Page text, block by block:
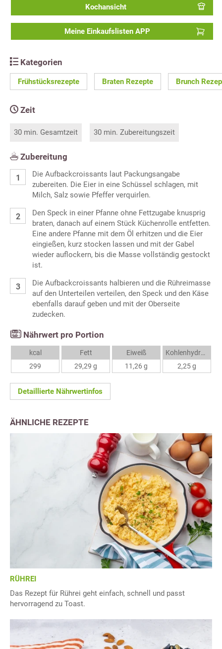
Kochansicht
Meine Einkaufslisten APP
Kategorien
Frühstücksrezepte Braten Rezepte Brunch
Zeit
30 min. Gesamtzeit 30 min. Zubereitungszeit
Zubereitung
Die Aufbackcroissants laut Packungsangabe
zubereiten. Die Eier in eine Schüssel schlagen, mit
Milch, Salz sowie Pfeffer verquirlen.
Den Speck in einer Pfanne ohne Fettzugabe knusprig
braten, danach auf einem Stück Küchenrolle entfetten.
Eine andere Pfanne mit dem Öl erhitzen und die Eier
eingießen, kurz stocken lassen und mit der Gabel
wieder auflockern, bis die Masse vollständig gestockt
ist.
Die Aufbackcroissants halbieren und die Rühreimasse
auf den Unterteilen verteilen, den Speck und den Käse
ebenfalls darauf geben und mit der Oberseite
zudecken.
Nährwert pro Portion
kcal
299
Fett
29,29 g
Eiweiß
11,26 g
Kohlenhydrate
2,25 g
Detaillierte Nährwertinfos
ÄHNLICHE REZEPTE
RÜHREI
Das Rezept für Rührei geht einfach, schnell und passt
hervorragend zu Toast.